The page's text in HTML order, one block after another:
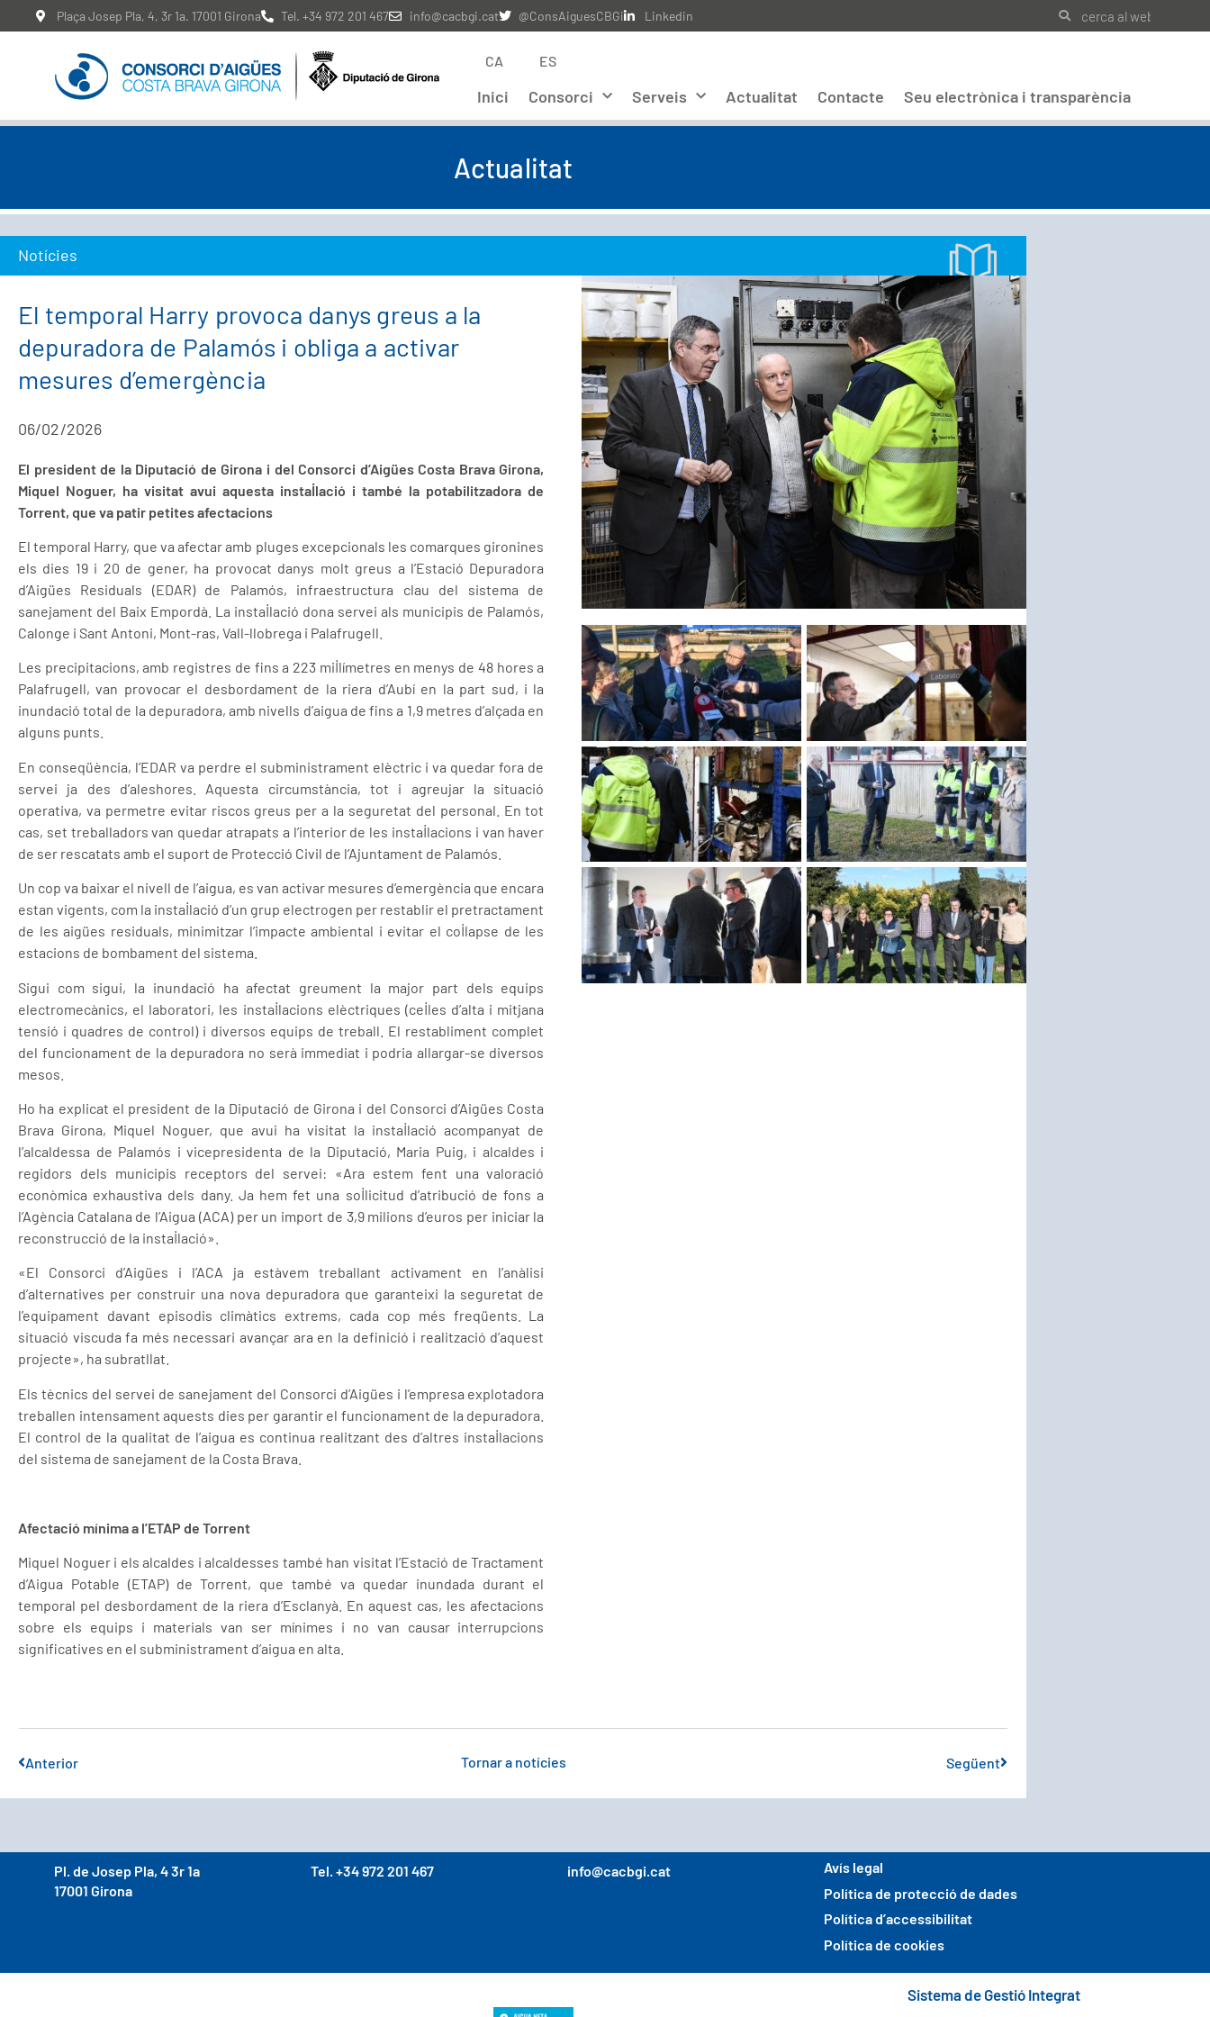
Plaça Josep Pla, 4, 3r 1a. 17001 Girona Tel. +34 972 201 467 info@cacbgi.cat @ConsAiguesCBGi Linkedin
CA ES
Inici Consorci Serveis Actualitat Contacte Seu electrònica i transparència
Actualitat
Notícies
El temporal Harry provoca danys greus a la
depuradora de Palamós i obliga a activar
mesures d’emergència
06/02/2026
El president de la Diputació de Girona i del Consorci d’Aigües Costa Brava Girona,
Miquel Noguer, ha visitat avui aquesta instal·lació i també la potabilitzadora de
Torrent, que va patir petites afectacions
El temporal Harry, que va afectar amb pluges excepcionals les comarques gironines
els dies 19 i 20 de gener, ha provocat danys molt greus a l’Estació Depuradora
d’Aigües Residuals (EDAR) de Palamós, infraestructura clau del sistema de
sanejament del Baix Empordà. La instal·lació dona servei als municipis de Palamós,
Calonge i Sant Antoni, Mont-ras, Vall-llobrega i Palafrugell.
Les precipitacions, amb registres de fins a 223 mil·límetres en menys de 48 hores a
Palafrugell, van provocar el desbordament de la riera d’Aubí en la part sud, i la
inundació total de la depuradora, amb nivells d’aigua de fins a 1,9 metres d’alçada en
alguns punts.
En conseqüència, l’EDAR va perdre el subministrament elèctric i va quedar fora de
servei ja des d’aleshores. Aquesta circumstància, tot i agreujar la situació
operativa, va permetre evitar riscos greus per a la seguretat del personal. En tot
cas, set treballadors van quedar atrapats a l’interior de les instal·lacions i van haver
de ser rescatats amb el suport de Protecció Civil de l’Ajuntament de Palamós.
Un cop va baixar el nivell de l’aigua, es van activar mesures d’emergència que encara
estan vigents, com la instal·lació d’un grup electrogen per restablir el pretractament
de les aigües residuals, minimitzar l’impacte ambiental i evitar el col·lapse de les
estacions de bombament del sistema.
Sigui com sigui, la inundació ha afectat greument la major part dels equips
electromecànics, el laboratori, les instal·lacions elèctriques (cel·les d’alta i mitjana
tensió i quadres de control) i diversos equips de treball. El restabliment complet
del funcionament de la depuradora no serà immediat i podria allargar-se diversos
mesos.
Ho ha explicat el president de la Diputació de Girona i del Consorci d’Aigües Costa
Brava Girona, Miquel Noguer, que avui ha visitat la instal·lació acompanyat de
l’alcaldessa de Palamós i vicepresidenta de la Diputació, Maria Puig, i alcaldes i
regidors dels municipis receptors del servei: «Ara estem fent una valoració
econòmica exhaustiva dels dany. Ja hem fet una sol·licitud d’atribució de fons a
l’Agència Catalana de l’Aigua (ACA) per un import de 3,9 milions d’euros per iniciar la
reconstrucció de la instal·lació».
«El Consorci d’Aigües i l’ACA ja estàvem treballant activament en l’anàlisi
d’alternatives per construir una nova depuradora que garanteixi la seguretat de
l’equipament davant episodis climàtics extrems, cada cop més freqüents. La
situació viscuda fa més necessari avançar ara en la definició i realització d’aquest
projecte», ha subratllat.
Els tècnics del servei de sanejament del Consorci d’Aigües i l’empresa explotadora
treballen intensament aquests dies per garantir el funcionament de la depuradora.
El control de la qualitat de l’aigua es continua realitzant des d’altres instal·lacions
del sistema de sanejament de la Costa Brava.
Afectació mínima a l’ETAP de Torrent
Miquel Noguer i els alcaldes i alcaldesses també han visitat l’Estació de Tractament
d’Aigua Potable (ETAP) de Torrent, que també va quedar inundada durant el
temporal pel desbordament de la riera d’Esclanyà. En aquest cas, les afectacions
sobre els equips i materials van ser mínimes i no van causar interrupcions
significatives en el subministrament d’aigua en alta.
Tornar a notícies
Anterior Següent
Pl. de Josep Pla, 4 3r 1a
17001 Girona
Tel. +34 972 201 467 info@cacbgi.cat
Avís legal
Política de protecció de dades
Política d’accessibilitat
Política de cookies
Sistema de Gestió Integrat